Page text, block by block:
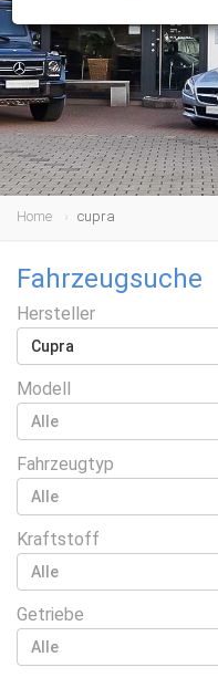
Home cupra
Fahrzeugsuche
Hersteller
Cupra
Modell
Fahrzeugtyp
Kraftstoff
Getriebe